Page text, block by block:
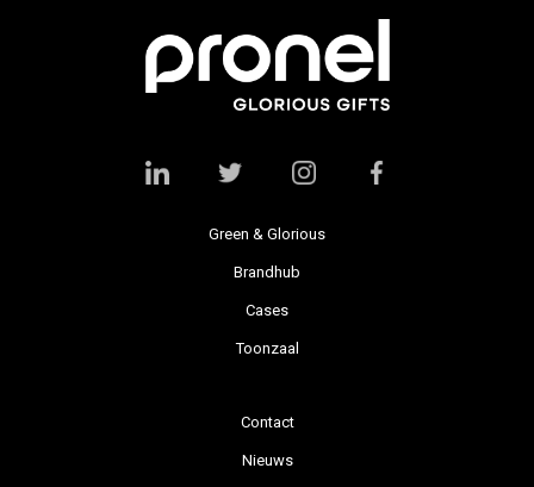
Green & Glorious
Brandhub
Cases
Toonzaal
Contact
Nieuws